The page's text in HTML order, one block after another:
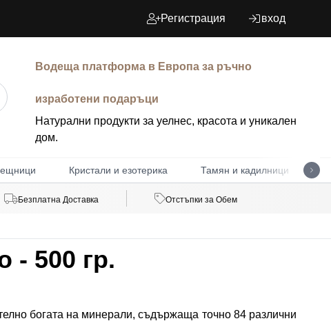
Регистрация вход
Водеща платформа в Европа за ръчно
изработени подаръци
Натурални продукти за уелнес, красота и уникален
дом.
Кристали и езотерика Тамян и кадилници
Безплатна Доставка Отстъпки за Обем
- 500 гр.
богата на минерали, съдържаща точно 84 различни